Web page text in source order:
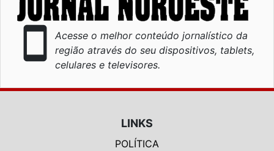
smartphone
Acesse o melhor conteúdo jornalístico da
região através do seu dispositivos, tablets,
celulares e televisores.
LINKS
POLÍTICA